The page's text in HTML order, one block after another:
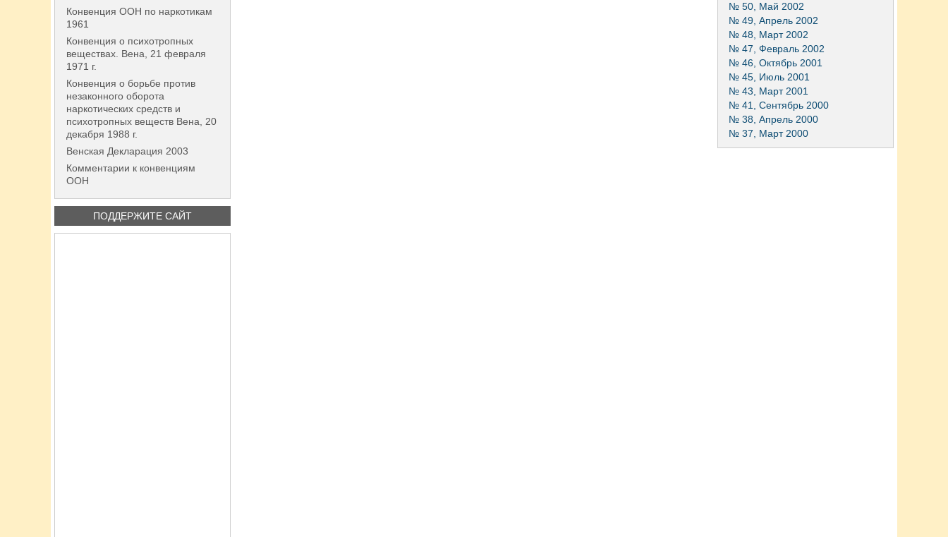
Конвенция ООН по наркотикам
1961
Конвенция о психотропных
веществах. Вена, 21 февраля
1971 г.
Конвенция о борьбе против
незаконного оборота
наркотических средств и
психотропных веществ Вена, 20
декабря 1988 г.
Венская Декларация 2003
Комментарии к конвенциям
ООН
ПОДДЕРЖИТЕ САЙТ
№ 50, Май 2002
№ 49, Апрель 2002
№ 48, Март 2002
№ 47, Февраль 2002
№ 46, Октябрь 2001
№ 45, Июль 2001
№ 43, Март 2001
№ 41, Сентябрь 2000
№ 38, Апрель 2000
№ 37, Март 2000